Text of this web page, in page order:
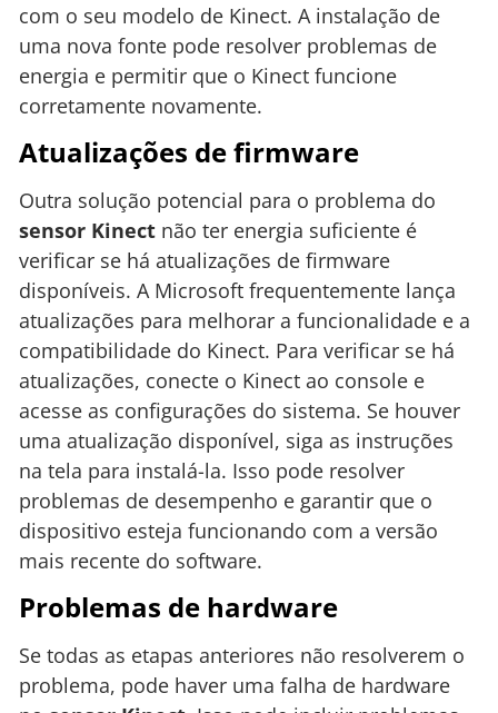
com o seu modelo de Kinect. A instalação de
uma nova fonte pode resolver problemas de
energia e permitir que o Kinect funcione
corretamente novamente.
Atualizações de firmware
Outra solução potencial para o problema do
sensor Kinect não ter energia suficiente é
verificar se há atualizações de firmware
disponíveis. A Microsoft frequentemente lança
atualizações para melhorar a funcionalidade e a
compatibilidade do Kinect. Para verificar se há
atualizações, conecte o Kinect ao console e
acesse as configurações do sistema. Se houver
uma atualização disponível, siga as instruções
na tela para instalá-la. Isso pode resolver
problemas de desempenho e garantir que o
dispositivo esteja funcionando com a versão
mais recente do software.
Problemas de hardware
Se todas as etapas anteriores não resolverem o
problema, pode haver uma falha de hardware